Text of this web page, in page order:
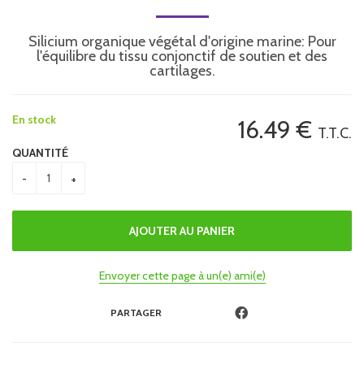
Silicium organique végétal d'origine marine: Pour
l'équilibre du tissu conjonctif de soutien et des
cartilages.
16.49 € T.T.C.
En stock
QUANTITÉ
Envoyer cette page à un(e) ami(e)
PARTAGER